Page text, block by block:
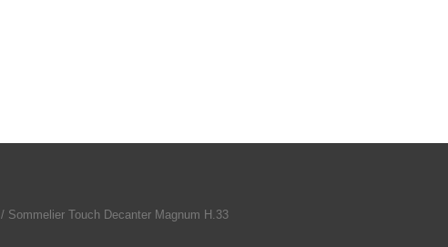
/ Sommelier Touch Decanter Magnum H.33